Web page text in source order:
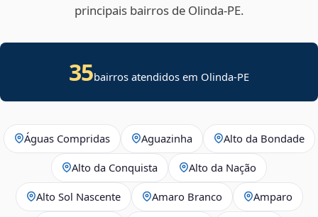
principais bairros de Olinda‑PE.
35bairros atendidos em Olinda-PE
Águas Compridas Aguazinha Alto da Bondade
Alto da Conquista Alto da Nação
Alto Sol Nascente Amaro Branco Amparo